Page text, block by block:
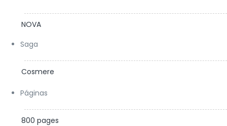
NOVA
Saga
Cosmere
Páginas
800 pages